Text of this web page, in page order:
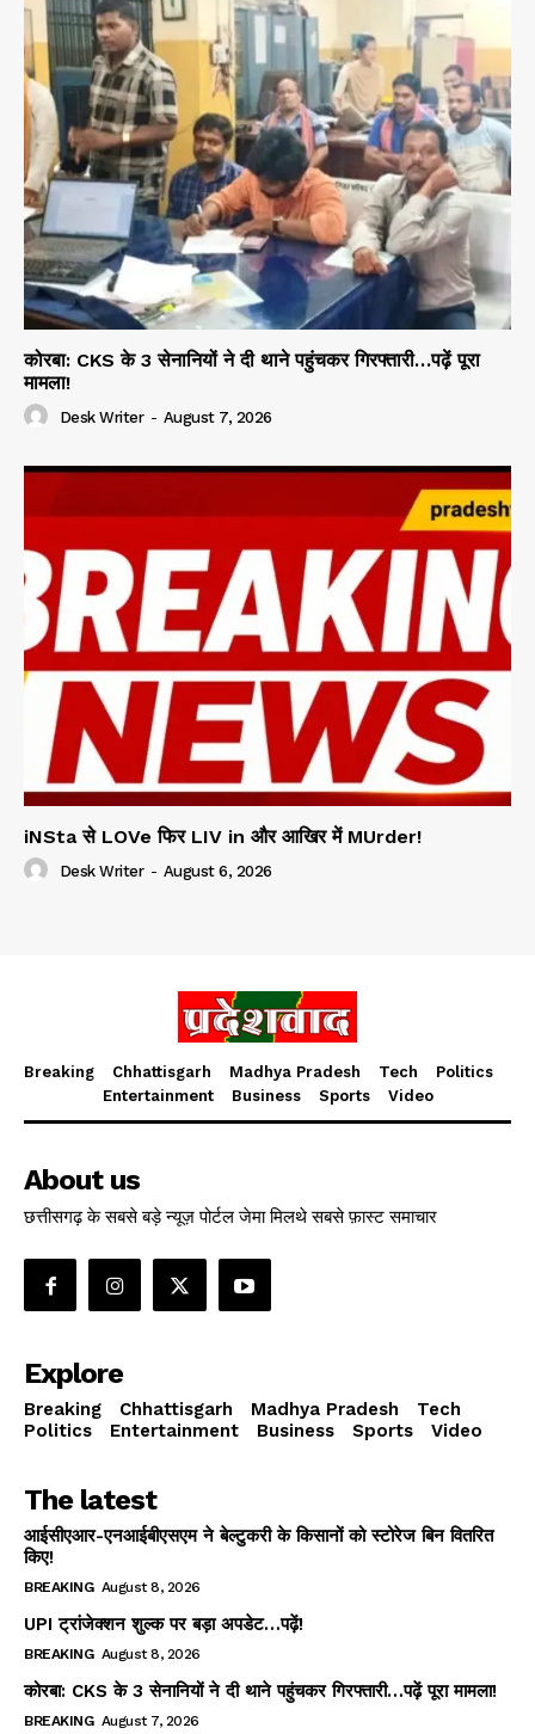
कोरबा: CKS के 3 सेनानियों ने दी थाने पहुंचकर गिरफ्तारी…पढ़ें पूरा
मामला!
Desk Writer - August 7, 2026
iNSta से LOVe फिर LIV in और आखिर में MUrder!
Desk Writer - August 6, 2026
Breaking Chhattisgarh Madhya Pradesh Tech
Politics
Entertainment
Business Sports Video
About us
छत्तीसगढ़ के सबसे बड़े न्यूज़ पोर्टल जेमा मिलथे सबसे फ़ास्ट समाचार
Explore
Breaking Chhattisgarh Madhya Pradesh
Tech
Politics
Entertainment Business Sports Video
The latest
आईसीएआर-एनआईबीएसएम ने बेल्टुकरी के किसानों को स्टोरेज बिन वितरित
किए!
BREAKING August 8, 2026
UPI ट्रांजेक्शन शुल्क पर बड़ा अपडेट…पढ़ें!
BREAKING August 8, 2026
कोरबा: CKS के 3 सेनानियों ने दी थाने पहुंचकर गिरफ्तारी…पढ़ें पूरा मामला!
BREAKING August 7, 2026